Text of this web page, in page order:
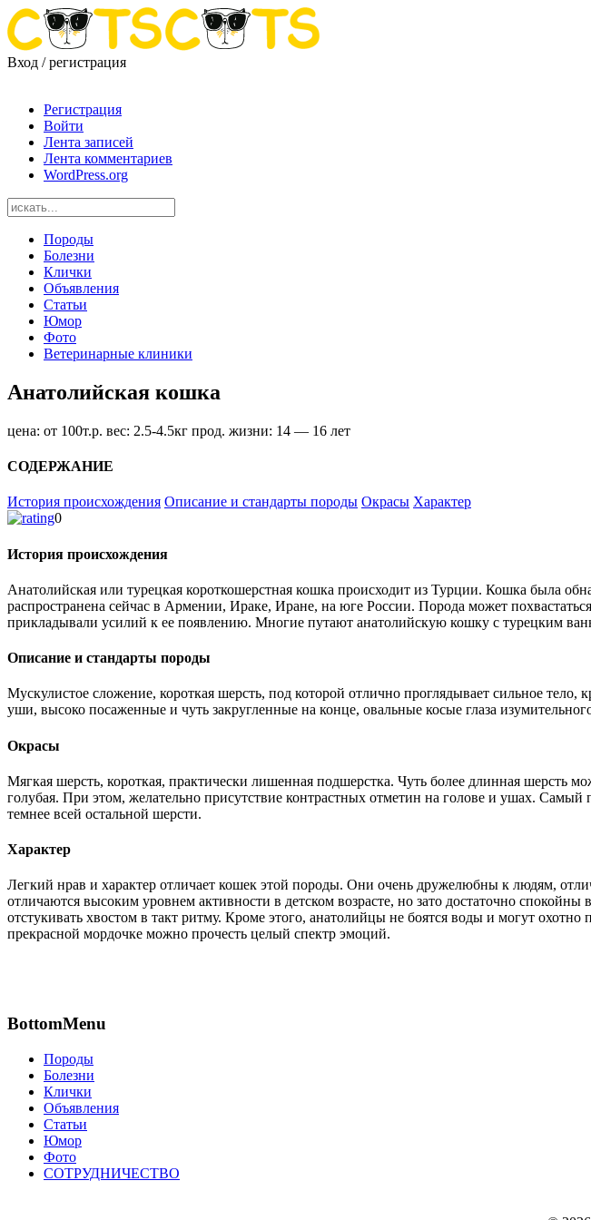
Вход / регистрация
Регистрация
Войти
Лента записей
Лента комментариев
WordPress.org
Породы
Болезни
Клички
Объявления
Статьи
Юмор
Фото
Ветеринарные клиники
Анатолийская кошка
цена: от 100т.р. вес: 2.5-4.5кг прод. жизни: 14 — 16 лет
СОДЕРЖАНИЕ
История происхождения Описание и стандарты породы Окрасы Характер
0
История происхождения
Анатолийская или турецкая короткошерстная кошка происходит из Турции. Кошка была
распространена сейчас в Армении, Ираке, Иране, на юге России. Порода может
прикладывали усилий к ее появлению. Многие путают анатолийскую кошку с турецким
Описание и стандарты породы
Мускулистое сложение, короткая шерсть, под которой отлично проглядывает сильное
уши, высоко посаженные и чуть закругленные на конце, овальные косые глаза
Окрасы
Мягкая шерсть, короткая, практически лишенная подшерстка. Чуть более длинная шерсть
голубая. При этом, желательно присутствие контрастных отметин на голове и ушах.
темнее всей остальной шерсти.
Характер
Легкий нрав и характер отличает кошек этой породы. Они очень дружелюбны к людям,
отличаются высоким уровнем активности в детском возрасте, но зато достаточно
отстукивать хвостом в такт ритму. Кроме этого, анатолийцы не боятся воды и могут
прекрасной мордочке можно прочесть целый спектр эмоций.
BottomMenu
Породы
Болезни
Клички
Объявления
Статьи
Юмор
Фото
СОТРУДНИЧЕСТВО